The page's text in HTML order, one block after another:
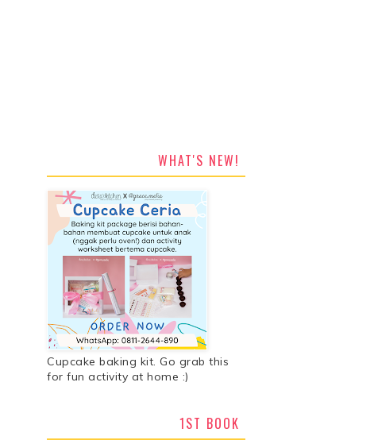
WHAT'S NEW!
Cupcake baking kit. Go grab this
for fun activity at home :)
1ST BOOK